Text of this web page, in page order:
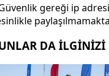
gereği ip
DA İLGİNİZİ